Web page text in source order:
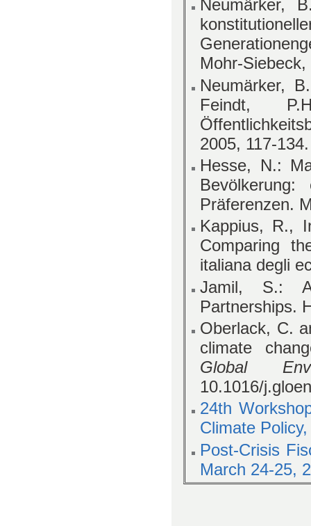
Neumärker,
Mohr-
Neumärker,
Feindt,
2005, 117-134.
Hesse, N.:
Präferenzen.
Kappius, R.,
Comparing
italiana degli
Jamil, S.: A
Partnerships.
Oberlack, C.
climate
Global
10.1016/
24th
Climate
Post-Crisis
March 24-25,